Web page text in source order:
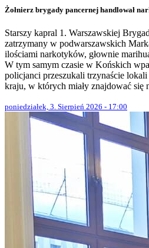
Żołnierz brygady pancernej handlował
Starszy kapral 1. Warszawskiej
zatrzymany w podwarszawskich
ilościami narkotyków, głownie
W tym samym czasie w Końskich
policjanci przeszukali trzynaście
kraju, w których miały znajdować się
poniedziałek, 3. Sierpień 2026 - 17:00